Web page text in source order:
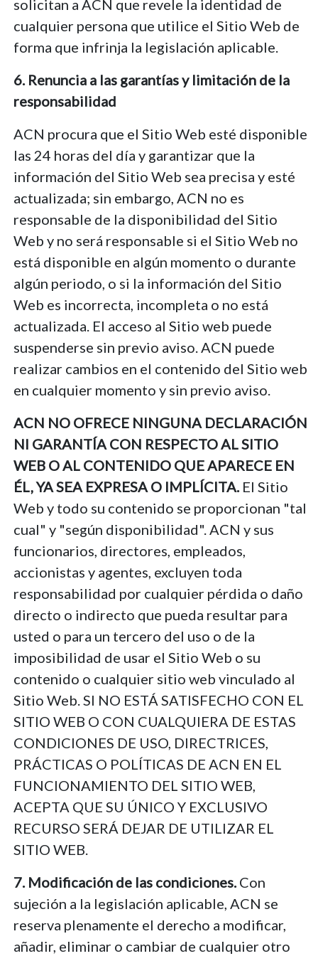
solicitan a ACN que revele la identidad de
cualquier persona que utilice el Sitio Web de
forma que infrinja la legislación aplicable.
6. Renuncia a las garantías y limitación de la
responsabilidad
ACN procura que el Sitio Web esté disponible
las 24 horas del día y garantizar que la
información del Sitio Web sea precisa y esté
actualizada; sin embargo, ACN no es
responsable de la disponibilidad del Sitio
Web y no será responsable si el Sitio Web no
está disponible en algún momento o durante
algún periodo, o si la información del Sitio
Web es incorrecta, incompleta o no está
actualizada. El acceso al Sitio web puede
suspenderse sin previo aviso. ACN puede
realizar cambios en el contenido del Sitio web
en cualquier momento y sin previo aviso.
ACN NO OFRECE NINGUNA DECLARACIÓN
NI GARANTÍA CON RESPECTO AL SITIO
WEB O AL CONTENIDO QUE APARECE EN
ÉL, YA SEA EXPRESA O IMPLÍCITA. El Sitio
Web y todo su contenido se proporcionan "tal
cual" y "según disponibilidad". ACN y sus
funcionarios, directores, empleados,
accionistas y agentes, excluyen toda
responsabilidad por cualquier pérdida o daño
directo o indirecto que pueda resultar para
usted o para un tercero del uso o de la
imposibilidad de usar el Sitio Web o su
contenido o cualquier sitio web vinculado al
Sitio Web. SI NO ESTÁ SATISFECHO CON EL
SITIO WEB O CON CUALQUIERA DE ESTAS
CONDICIONES DE USO, DIRECTRICES,
PRÁCTICAS O POLÍTICAS DE ACN EN EL
FUNCIONAMIENTO DEL SITIO WEB,
ACEPTA QUE SU ÚNICO Y EXCLUSIVO
RECURSO SERÁ DEJAR DE UTILIZAR EL
SITIO WEB.
7. Modificación de las condiciones.Con
sujeción a la legislación aplicable, ACN se
reserva plenamente el derecho a modificar,
añadir, eliminar o cambiar de cualquier otro